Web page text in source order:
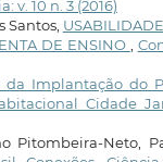
v. 10 n. 3 (2016)
Santos,
DE ENSINO ,
da Implantação do
Cidade
Pitombeira-Neto,